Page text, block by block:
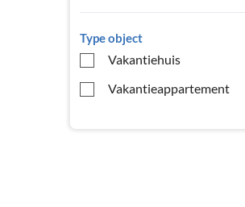
Type object
Vakantiehuis
Vakantieappartement